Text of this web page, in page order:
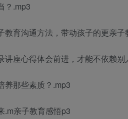
？.mp3
教育沟通方法 ，带动孩子的更亲子
讲座心得体会前进，才能不依赖别
养那些素质？.mp3
.m亲子教育感悟p3